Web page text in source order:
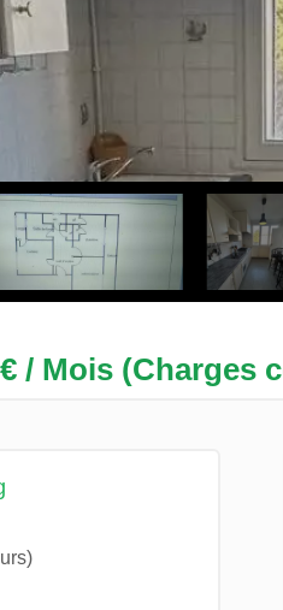
/ Mois (Charges